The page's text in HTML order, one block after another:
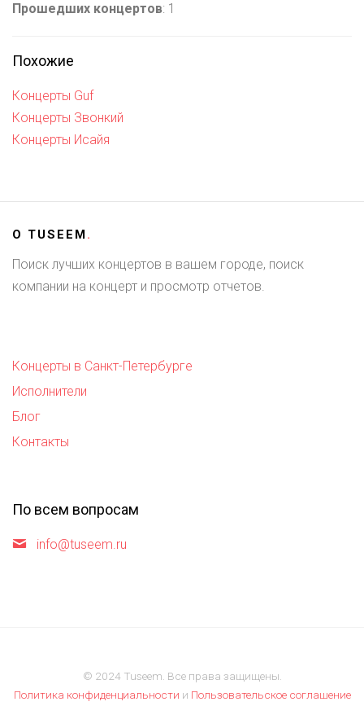
Прошедших концертов: 1
Похожие
Концерты Guf
Концерты Звонкий
Концерты Исайя
О TUSEEM.
Поиск лучших концертов в вашем городе, поиск
компании на концерт и просмотр отчетов.
Концерты в Санкт-Петербурге
Исполнители
Блог
Контакты
По всем вопросам
info@tuseem.ru
© 2024 Tuseem. Все права защищены.
Политика конфиденциальности и Пользовательское соглашение